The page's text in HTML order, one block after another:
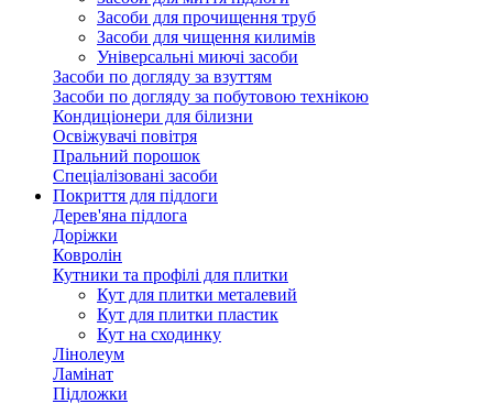
Засоби для прочищення труб
Засоби для чищення килимів
Універсальні миючі засоби
Засоби по догляду за взуттям
Засоби по догляду за побутовою технікою
Кондиціонери для білизни
Освіжувачі повітря
Пральний порошок
Спеціалізовані засоби
Покриття для підлоги
Дерев'яна підлога
Доріжки
Ковролін
Кутники та профілі для плитки
Кут для плитки металевий
Кут для плитки пластик
Кут на сходинку
Лінолеум
Ламінат
Підложки